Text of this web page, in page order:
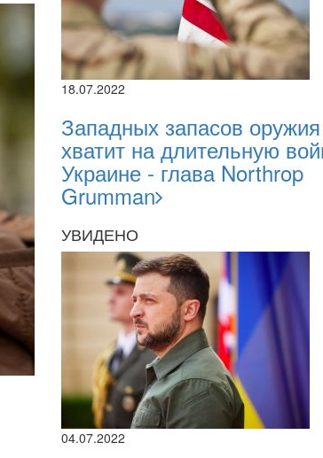
02.02.2026
02.02.2026
18.07.2022
Западных запасов
хватит на длительную
Украине - глава Northrop
Grumman
УВИДЕНО
04.07.2022